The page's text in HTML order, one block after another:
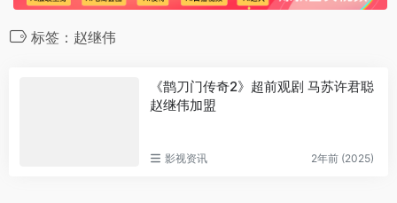
标签：赵继伟
《鹊刀门传奇2》超前观剧 马苏许君聪
赵继伟加盟
影视资讯 2年前 (2025)